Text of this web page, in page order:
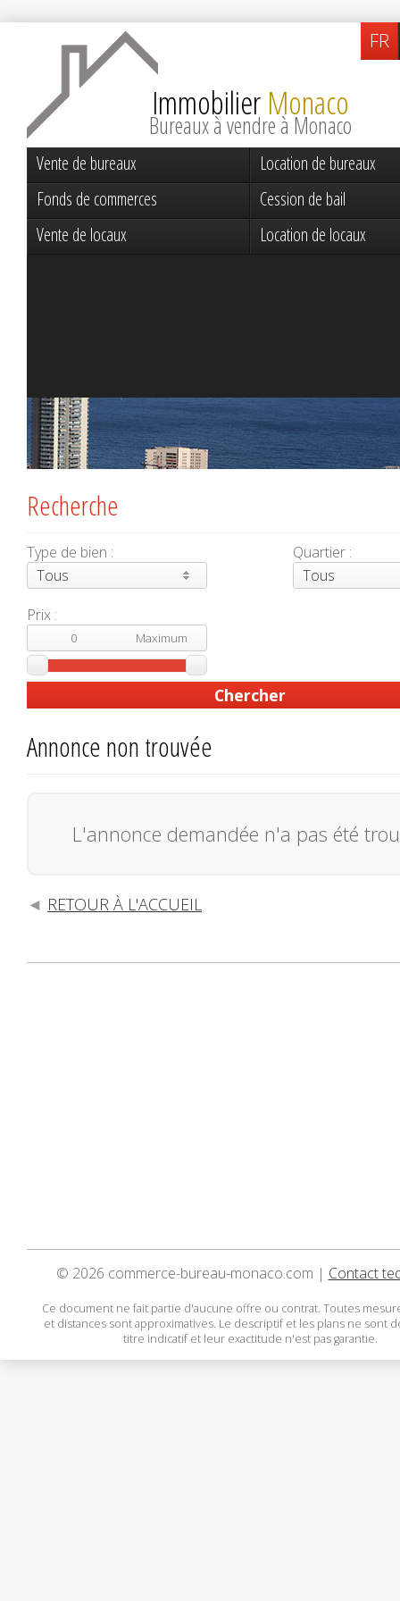
Immobilier Monaco
Bureaux à vendre à Monaco
Annonce non trouvée
L'annonce demandée n'a pas été
RETOUR À L'ACCUEIL
Recherche
Type de bien :
Tous
Quartier :
Tous
Prix :
FR
Vente de bureaux
Location de bureaux
Fonds de commerces
Cession de bail
Vente de locaux
Location de locaux
© 2026 commerce-bureau-monaco.com | Contact
Ce document ne fait partie d'aucune offre ou contrat. Toutes
et distances sont approximatives. Le descriptif et les plans ne sont
titre indicatif et leur exactitude n'est pas garantie.